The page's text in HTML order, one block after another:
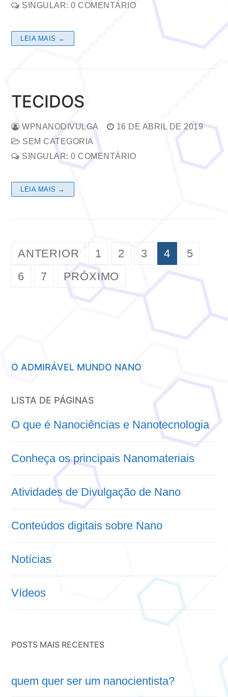
SINGULAR: 0 COMENTÁRIO
LEIA MAIS →
TECIDOS
WPNANODIVULGA
16 DE ABRIL DE 2019
SEM CATEGORIA
SINGULAR: 0 COMENTÁRIO
LEIA MAIS →
PAGINAÇÃO
DE
POSTS
ANTERIOR 1 2 3 4
5
6
7 PRÓXIMO
O ADMIRÁVEL MUNDO NANO
LISTA DE PÁGINAS
O que é Nanociências e Nanotecnologia
Conheça os principais Nanomateriais
Atividades de Divulgação de Nano
Conteúdos digitais sobre Nano
Notícias
Vídeos
POSTS MAIS RECENTES
quem quer ser um nanocientista?